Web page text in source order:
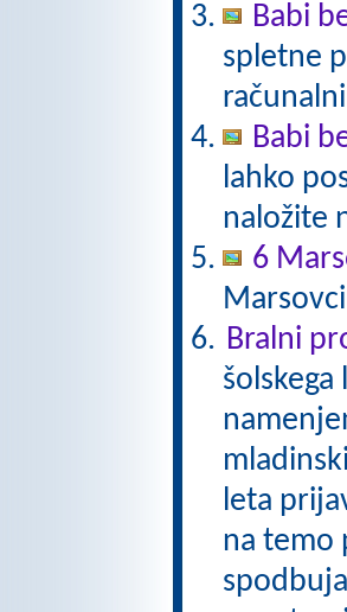
Babi
spletne
Babi
lahko
naložite
6
Bralni
leta
na temo